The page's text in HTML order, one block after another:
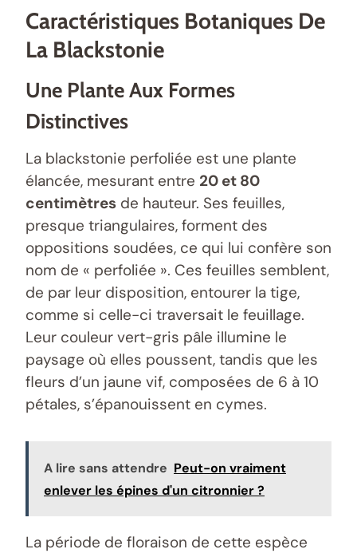
Caractéristiques Botaniques De
La Blackstonie
Une Plante Aux Formes
Distinctives
La blackstonie perfoliée est une plante
élancée, mesurant entre 20 et 80
centimètres de hauteur. Ses feuilles,
presque triangulaires, forment des
oppositions soudées, ce qui lui confère son
nom de « perfoliée ». Ces feuilles semblent,
de par leur disposition, entourer la tige,
comme si celle-ci traversait le feuillage.
Leur couleur vert-gris pâle illumine le
paysage où elles poussent, tandis que les
fleurs d’un jaune vif, composées de 6 à 10
pétales, s’épanouissent en cymes.
A lire sans attendre Peut-on vraiment
enlever les épines d'un citronnier ?
La période de floraison de cette espèce